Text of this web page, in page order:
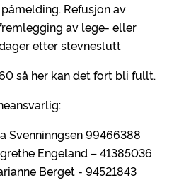
Refusjon av
av lege- eller
etter stevneslutt
så her kan det fort bli fullt.
Svenninngsen 99466388
Engeland – 41385036
Berget - 94521843